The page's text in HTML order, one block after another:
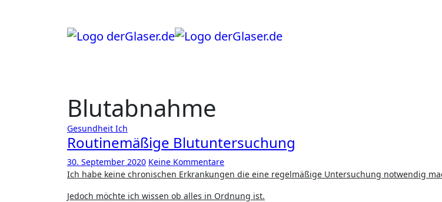
Blutabnahme
Gesundheit Ich
Routinemäßige Blutuntersuchung
30. September 2020 Keine Kommentare
Ich habe keine chronischen Erkrankungen die eine regelmäßige Untersuchung notwendig
Jedoch möchte ich wissen ob alles in Ordnung ist.